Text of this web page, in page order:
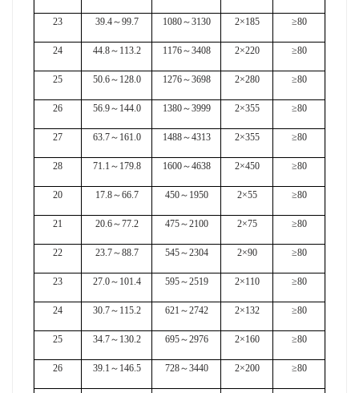
23 39.4～99.7 1080～3130 2×185 ≥80
24 44.8～ 113.2 1176～3408 2×220 ≥80
25 50.6～ 128.0 1276～3698 2×280 ≥80
26 56.9～ 144.0 1380～3999 2×355 ≥80
27 63.7～ 161.0 1488～4313 2×355 ≥80
28 71.1 ～ 179.8 1600～4638 2×450 ≥80
20 17.8～66.7 450～ 1950 2×55 ≥80
21 20.6～77.2 475～2100 2×75 ≥80
22 23.7～88.7 545～2304 2×90 ≥80
23 27.0～ 101.4 595～2519 2×110 ≥80
24 30.7～ 115.2 621 ～2742 2×132 ≥80
25 34.7～ 130.2 695～2976 2×160 ≥80
26 39.1 ～ 146.5 728～3440 2×200 ≥80